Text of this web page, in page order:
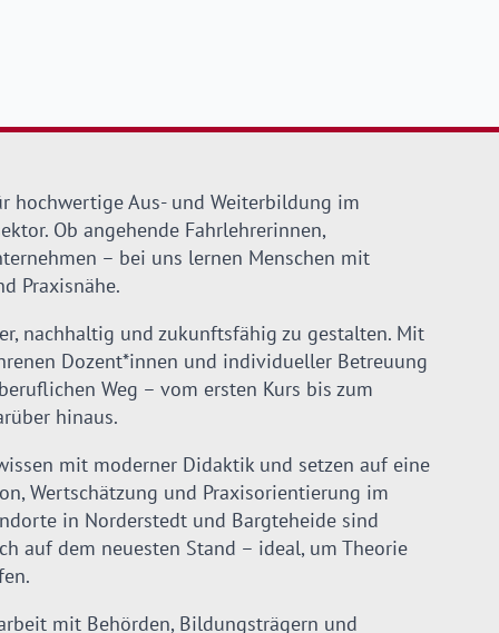
hochwertige Aus- und Weiterbildung im
Ob angehende Fahrlehrerinnen,
– bei uns lernen Menschen mit
Praxisnähe.
nachhaltig und zukunftsfähig zu gestalten. Mit
Dozent*innen und individueller Betreuung
Weg – vom ersten Kurs bis zum
hinaus.
mit moderner Didaktik und setzen auf eine
Wertschätzung und Praxisorientierung im
in Norderstedt und Bargteheide sind
auf dem neuesten Stand – ideal, um Theorie
mit Behörden, Bildungsträgern und